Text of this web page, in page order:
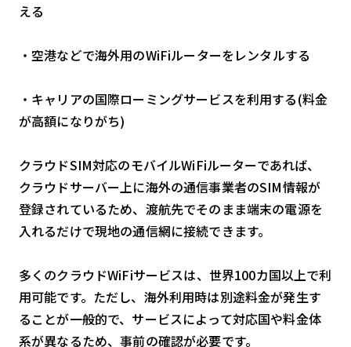
える
・空港などで海外用のWiFiルーターをレンタルする
・キャリアの国際ローミングサービスを利用する(料金
が高額になりがち)
クラウドSIM対応のモバイルWiFiルーターであれば、
クラウドサーバー上に海外の通信事業者のSIM情報が
登録されているため、渡航先でそのまま端末の電源を
入れるだけで現地の通信網に接続できます。
多くのクラウドWiFiサービスは、世界100カ国以上で利
用可能です。ただし、海外利用時は別途料金が発生す
ることが一般的で、サービスによって対応国や料金体
系が異なるため、事前の確認が必要です。